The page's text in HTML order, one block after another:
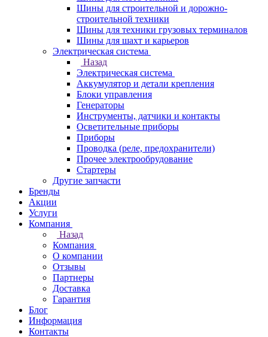
Шины для строительной и дорожно-
строительной техники
Шины для техники грузовых терминалов
Шины для шахт и карьеров
Электрическая система
Назад
Электрическая система
Аккумулятор и детали крепления
Блоки управления
Генераторы
Инструменты, датчики и контакты
Осветительные приборы
Приборы
Проводка (реле, предохранители)
Прочее электрообрудование
Стартеры
Другие запчасти
Бренды
Акции
Услуги
Компания
Назад
Компания
О компании
Отзывы
Партнеры
Доставка
Гарантия
Блог
Информация
Контакты